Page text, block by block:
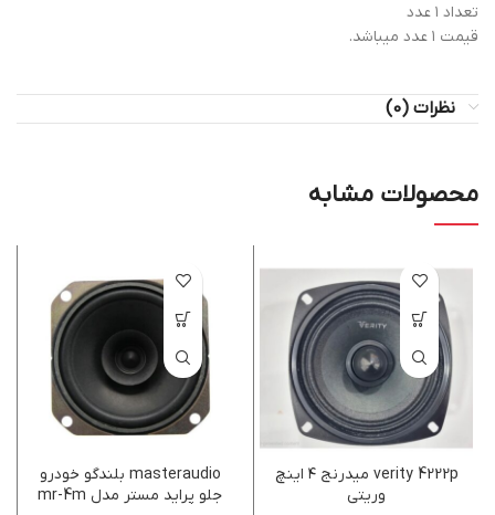
تعداد ۱ عدد
قیمت ۱ عدد میباشد.
نظرات (0)
محصولات مشابه
verity 4222p میدرنج ۴ اینچ
وریتی
masteraudio بلندگو خودرو
جلو پراید مستر مدل mr-4m